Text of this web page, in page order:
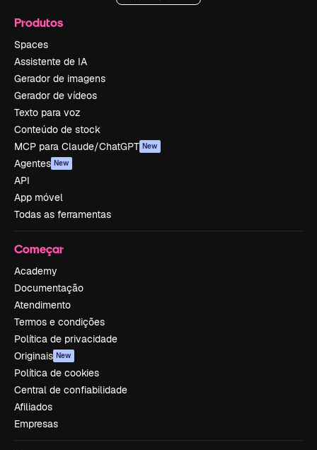
Produtos
Spaces
Assistente de IA
Gerador de imagens
Gerador de vídeos
Texto para voz
Conteúdo de stock
MCP para Claude/ChatGPT New
Agentes New
API
App móvel
Todas as ferramentas
Começar
Academy
Documentação
Atendimento
Termos e condições
Política de privacidade
Originais New
Política de cookies
Central de confiabilidade
Afiliados
Empresas